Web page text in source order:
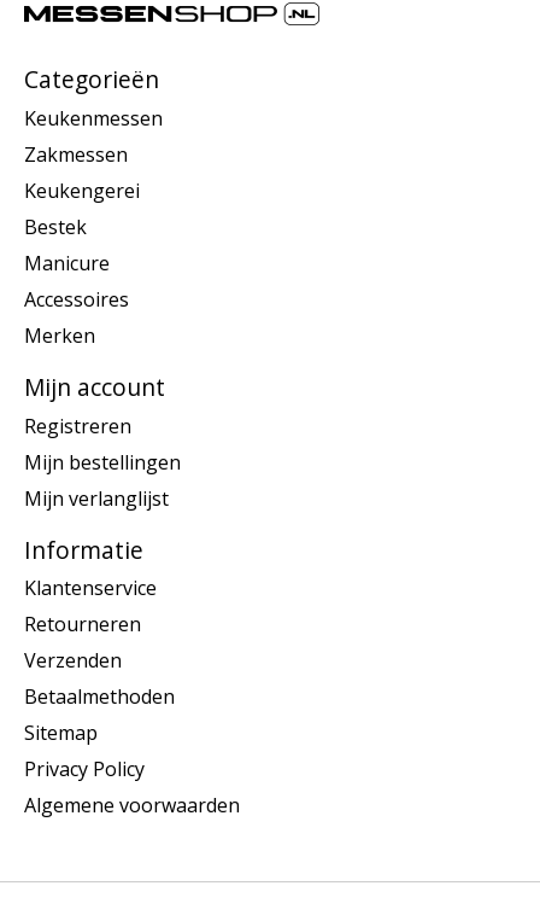
Categorieën
Keukenmessen
Zakmessen
Keukengerei
Bestek
Manicure
Accessoires
Merken
Mijn account
Registreren
Mijn bestellingen
Mijn verlanglijst
Informatie
Klantenservice
Retourneren
Verzenden
Betaalmethoden
Sitemap
Privacy Policy
Algemene voorwaarden